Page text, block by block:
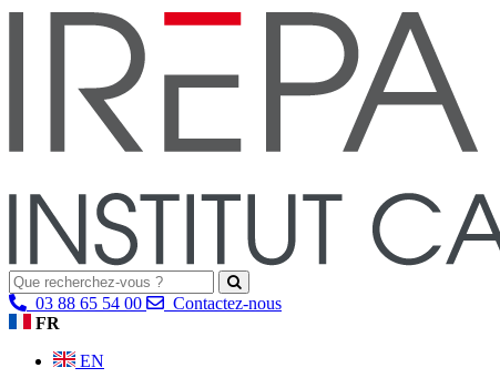
03 88 65 54 00
Contactez-nous
FR
EN